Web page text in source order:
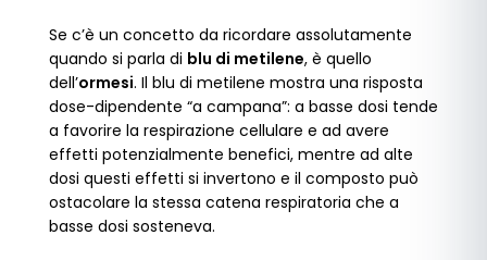
Se c’è un concetto da ricordare assolutamente
quando si parla di blu di metilene, è quello
dell’ormesi. Il blu di metilene mostra una risposta
dose-dipendente “a campana”: a basse dosi tende
a favorire la respirazione cellulare e ad avere
effetti potenzialmente benefici, mentre ad alte
dosi questi effetti si invertono e il composto può
ostacolare la stessa catena respiratoria che a
basse dosi sosteneva.